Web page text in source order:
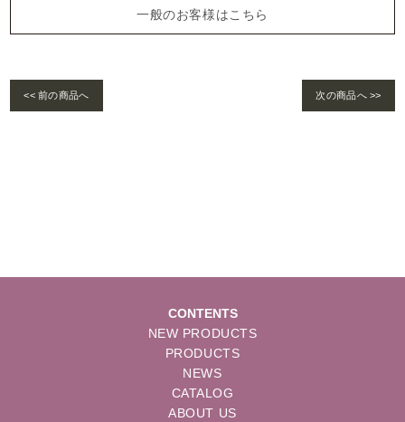
一般のお客様はこちら
<< 前の商品へ 次の商品へ >>
CONTENTS
NEW PRODUCTS
PRODUCTS
NEWS
CATALOG
ABOUT US